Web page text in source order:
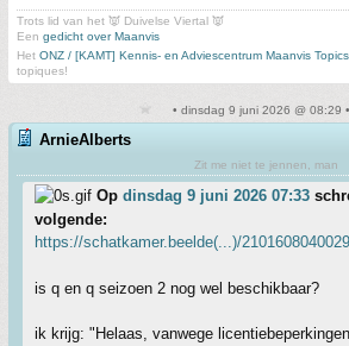
Trots lid van het 👿 Duivelse Viertal 👿
Een gedicht over Maanvis
Het ONZ / [KAMT] Kennis- en Adviescentrum Maanvis Topics
topiques!
• dinsdag 9 juni 2026 @ 08:29
ArnieAlberts
Zit me niet te jennen, man
Op dinsdag 9 juni 2026 07:33
volgende:
https://schatkamer.beelde(...)/
is q en q seizoen 2 nog wel beschikbaar?
ik krijg: "Helaas, vanwege